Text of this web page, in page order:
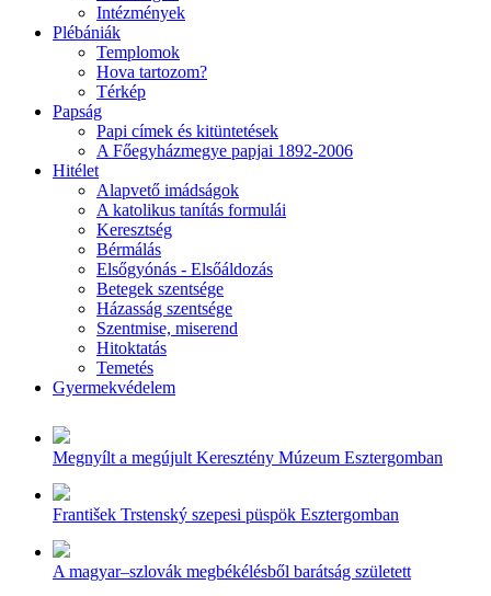
Intézmények
Plébániák
Templomok
Hova tartozom?
Térkép
Papság
Papi címek és kitüntetések
A Főegyházmegye papjai 1892-2006
Hitélet
Alapvető imádságok
A katolikus tanítás formulái
Keresztség
Bérmálás
Elsőgyónás - Elsőáldozás
Betegek szentsége
Házasság szentsége
Szentmise, miserend
Hitoktatás
Temetés
Gyermekvédelem
Megnyílt a megújult Keresztény Múzeum Esztergomban
František Trstenský szepesi püspök Esztergomban
A magyar–szlovák megbékélésből barátság született